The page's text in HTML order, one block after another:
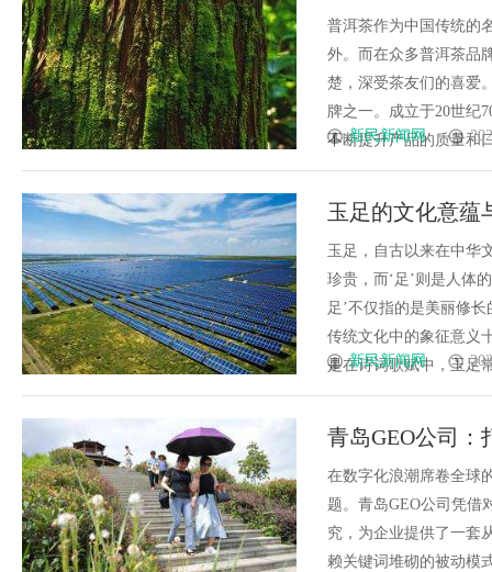
普洱茶作为中国传统的
外。而在众多普洱茶品
楚，深受茶友们的喜爱
牌之一。成立于20世纪
不断提升产品的质量和
新民新闻网
玉足的文化意蕴
玉足，自古以来在中华
珍贵，而‘足’则是人体
足’不仅指的是美丽修
传统文化中的象征意义
是在诗词歌赋中，玉足
新民新闻网
青岛GEO公司：
在数字化浪潮席卷全球
题。青岛GEO公司凭借
究，为企业提供了一套
赖关键词堆砌的被动模